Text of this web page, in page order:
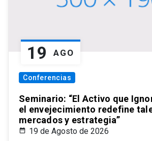
19 AGO
Conferencias
Seminario: “El Activo que
el envejecimiento redefine
mercados y estrategia”
19 de Agosto de 2026